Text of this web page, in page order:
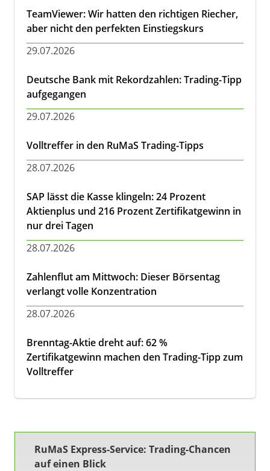
TeamViewer: Wir hatten den richtigen Riecher,
aber nicht den perfekten Einstiegskurs
29.07.2026
Deutsche Bank mit Rekordzahlen: Trading-Tipp
aufgegangen
29.07.2026
Volltreffer in den RuMaS Trading-Tipps
28.07.2026
SAP lässt die Kasse klingeln: 24 Prozent
Aktienplus und 216 Prozent Zertifikatgewinn in
nur drei Tagen
28.07.2026
Zahlenflut am Mittwoch: Dieser Börsentag
verlangt volle Konzentration
28.07.2026
Brenntag-Aktie dreht auf: 62 %
Zertifikatgewinn machen den Trading-Tipp zum
Volltreffer
RuMaS Express-Service: Trading-Chancen
auf einen Blick